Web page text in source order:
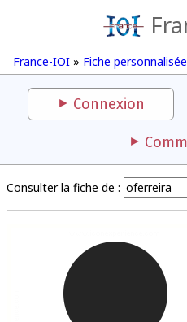
France-IOI » Fiche
Connexion
Consulter la fiche de :